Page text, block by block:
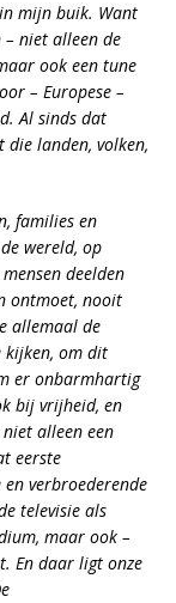
mijn buik. Want
niet alleen de
ook een tune
– Europese –
Al sinds dat
die landen, volken,
families en
wereld, op
deelden
ontmoet, nooit
allemaal de
kijken, om dit
er onbarmhartig
bij vrijheid, en
alleen een
eerste
verbroederende
televisie als
maar ook –
En daar ligt onze